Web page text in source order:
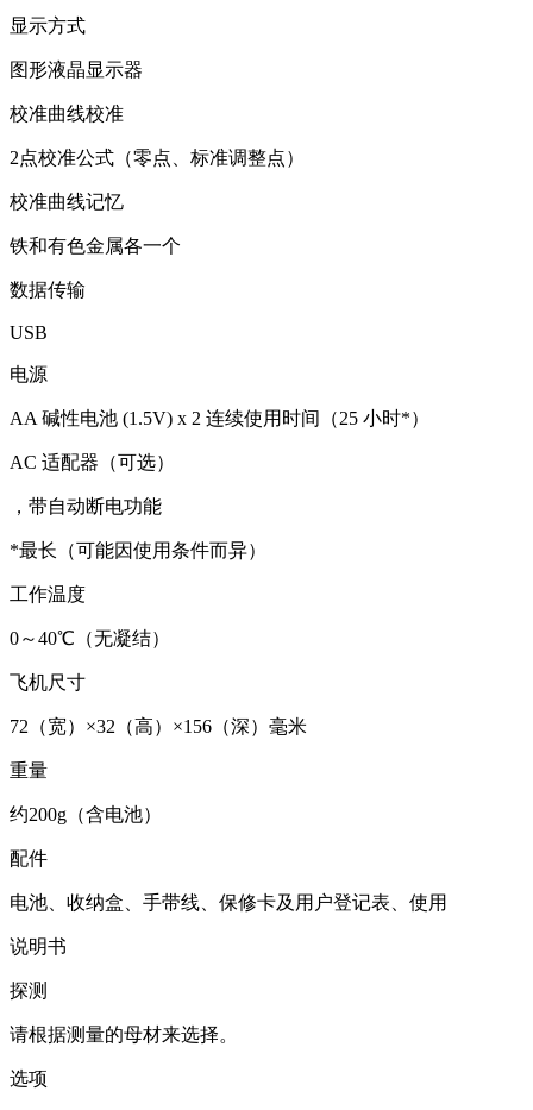
显示方式
图形液晶显示器
校准曲线校准
2点校准公式（零点、标准调整点）
校准曲线记忆
铁和有色金属各一个
数据传输
USB
电源
AA 碱性电池 (1.5V) x 2 连续使用时间（25 小时*）
AC 适配器（可选）
，带自动断电功能
*最长（可能因使用条件而异）
工作温度
0～40℃（无凝结）
飞机尺寸
72（宽）×32（高）×156（深）毫米
重量
约200g（含电池）
配件
电池、收纳盒、手带线、保修卡及用户登记表、使用
说明书
探测
请根据测量的母材来选择。
选项